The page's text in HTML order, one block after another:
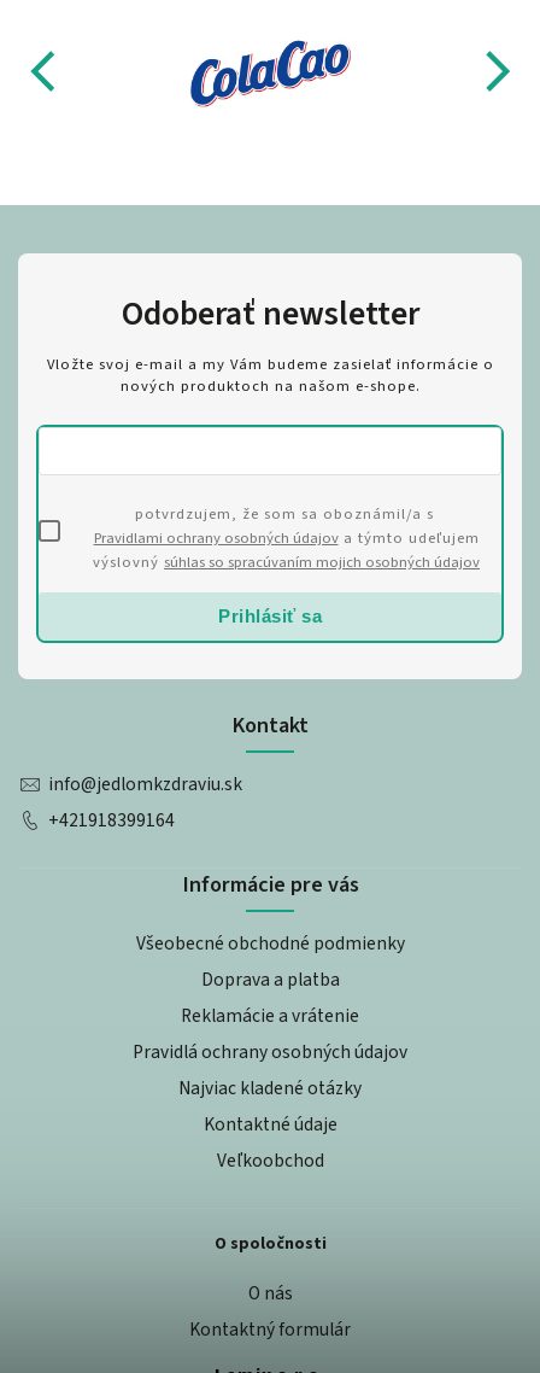
Kontakt
info@jedlomkzdraviu.sk
+421918399164
Informácie pre vás
Všeobecné obchodné podmienky
Doprava a platba
Reklamácie a vrátenie
Pravidlá ochrany osobných údajov
Najviac kladené otázky
Kontaktné údaje
Veľkoobchod
O spoločnosti
O nás
Kontaktný formulár
Odoberať newsletter
Vložte svoj e-mail a my Vám budeme zasielať informácie o
nových produktoch na našom e-shope.
potvrdzujem, že som sa oboznámil/a s
Pravidlami ochrany osobných údajova týmto udeľujem
výslovný súhlas so spracúvaním mojich osobných údajov
Prihlásiť sa